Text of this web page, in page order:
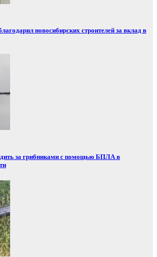
новосибирских строителей за вклад в
за грибниками с помощью БПЛА в